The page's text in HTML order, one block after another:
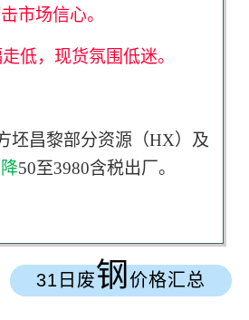
市场信心。
低，现货氛围低迷。
坯昌黎部分资源（HX）及
降50至3980含税出厂。
31日废钢价格汇总